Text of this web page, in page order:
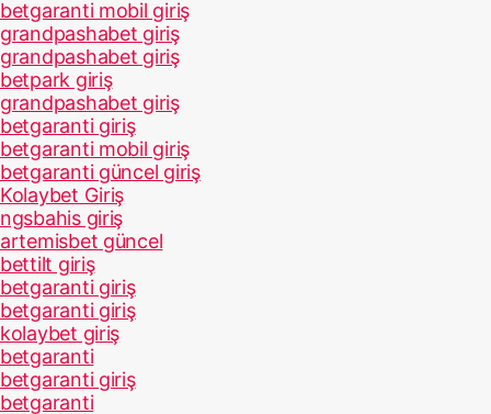
betgaranti mobil giriş
grandpashabet giriş
grandpashabet giriş
betpark giriş
grandpashabet giriş
betgaranti giriş
betgaranti mobil giriş
betgaranti güncel giriş
Kolaybet Giriş
ngsbahis giriş
artemisbet güncel
bettilt giriş
betgaranti giriş
betgaranti giriş
kolaybet giriş
betgaranti
betgaranti giriş
betgaranti